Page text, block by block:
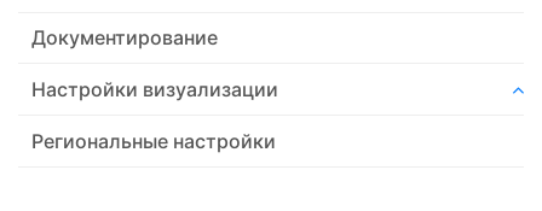
Документирование
Настройки визуализации
Региональные настройки